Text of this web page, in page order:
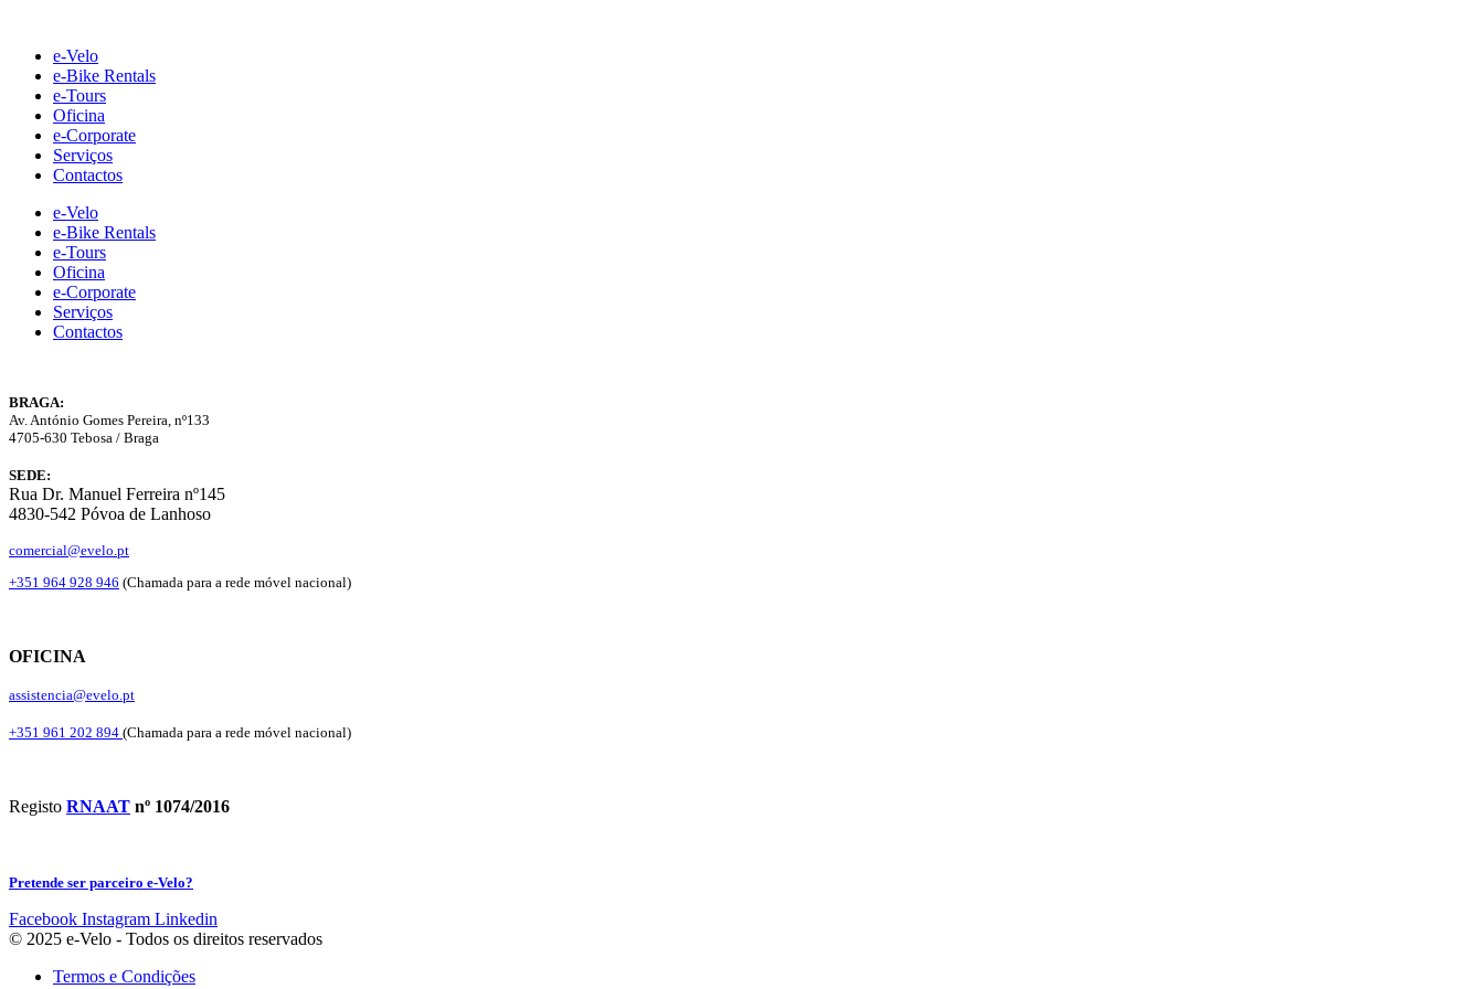
contente-Velo
e-Bike Rentals
e-Tours
Oficina
e-Corporate
Serviços
Contactos
e-Velo
e-Bike Rentals
e-Tours
Oficina
e-Corporate
Serviços
Contactos
BRAGA:
Av. António Gomes Pereira, nº133
4705-630 Tebosa / Braga
SEDE:
Rua Dr. Manuel Ferreira nº145
4830-542 Póvoa de Lanhoso
comercial@evelo.pt
+351 964 928 946 (Chamada para a rede móvel nacional)
OFICINA
assistencia@evelo.pt
+351 961 202 894 (Chamada para a rede móvel nacional)
Registo RNAAT nº 1074/2016
Pretende ser parceiro e-Velo?
Facebook Instagram Linkedin
© 2025 e-Velo - Todos os direitos reservados
Termos e Condições